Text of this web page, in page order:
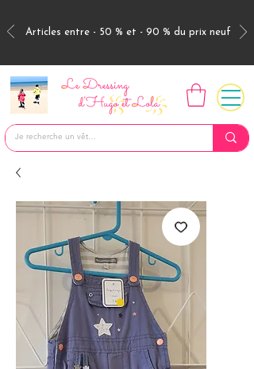
Articles entre - 50 % et - 90 % du prix neuf